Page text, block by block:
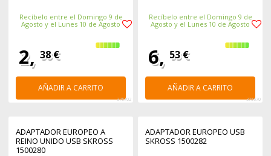
Recíbelo entre el Domingo 9 de
Agosto y el Lunes 10 de Agosto
2, 38 €
AÑADIR A CARRITO
375702
Recíbelo entre el Domingo 9 de
Agosto y el Lunes 10 de Agosto
6, 53 €
AÑADIR A CARRITO
375670
ADAPTADOR EUROPEO A
REINO UNIDO USB SKROSS
1500280
ADAPTADOR EUROPEO USB
SKROSS 1500282